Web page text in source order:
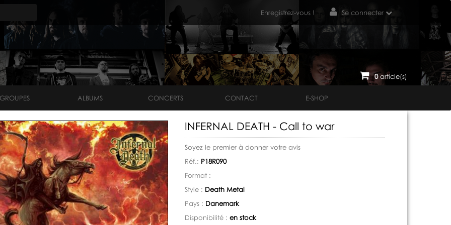
Enregistrez-vous ! Se connecter
0article(s)
GROUPES ALBUMS CONCERTS CONTACT E-SHOP
INFERNAL DEATH - Call to war
Soyez le premier à donner votre avis
Réf.: P18R090
Format :
Style : Death Metal
Pays : Danemark
Disponibilité : en stock